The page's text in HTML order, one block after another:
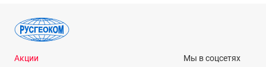
Акции
Мы в соцсетях